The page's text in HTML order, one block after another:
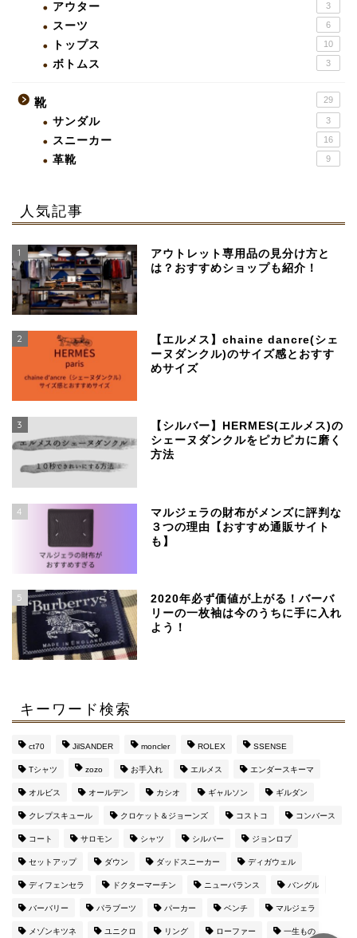
アウター 3
スーツ 6
トップス 10
ボトムス 3
靴 29
サンダル 3
スニーカー 16
革靴 9
人気記事
1
アウトレット専用品の見分け方と
は？おすすめショップも紹介！
2
【エルメス】chaine dancre(シェ
ーヌダンクル)のサイズ感とおすす
めサイズ
3
【シルバー】HERMES(エルメス)の
シェーヌダンクルをピカピカに磨く
方法
4
マルジェラの財布がメンズに評判な
３つの理由【おすすめ通販サイト
も】
5
2020年必ず価値が上がる！バーバ
リーの一枚袖は今のうちに手に入れ
よう！
キーワード検索
ct70 JilSANDER moncler ROLEX SSENSE
Tシャツ zozo お手入れ エルメス エンダースキーマ
オルビス オールデン カシオ ギャルソン ギルダン
クレプスキュール クロケット＆ジョーンズ コストコ コンバース
コート サロモン シャツ シルバー ジョンロブ
セットアップ ダウン ダッドスニーカー ディガウェル
ディフェンセラ ドクターマーチン ニューバランス バングル
バーバリー パラブーツ パーカー ベンチ マルジェラ
メゾンキツネ ユニクロ リング ローファー 一生もの
めブランド
【マルジェラ】足袋ブー
ツのサイズ感と定価より
マルジェラの財布がメン
ズに評判な３つの理由
【おすすめ通販サイト
も】
このブログを運営してい
んな興味持って
ね・・・）